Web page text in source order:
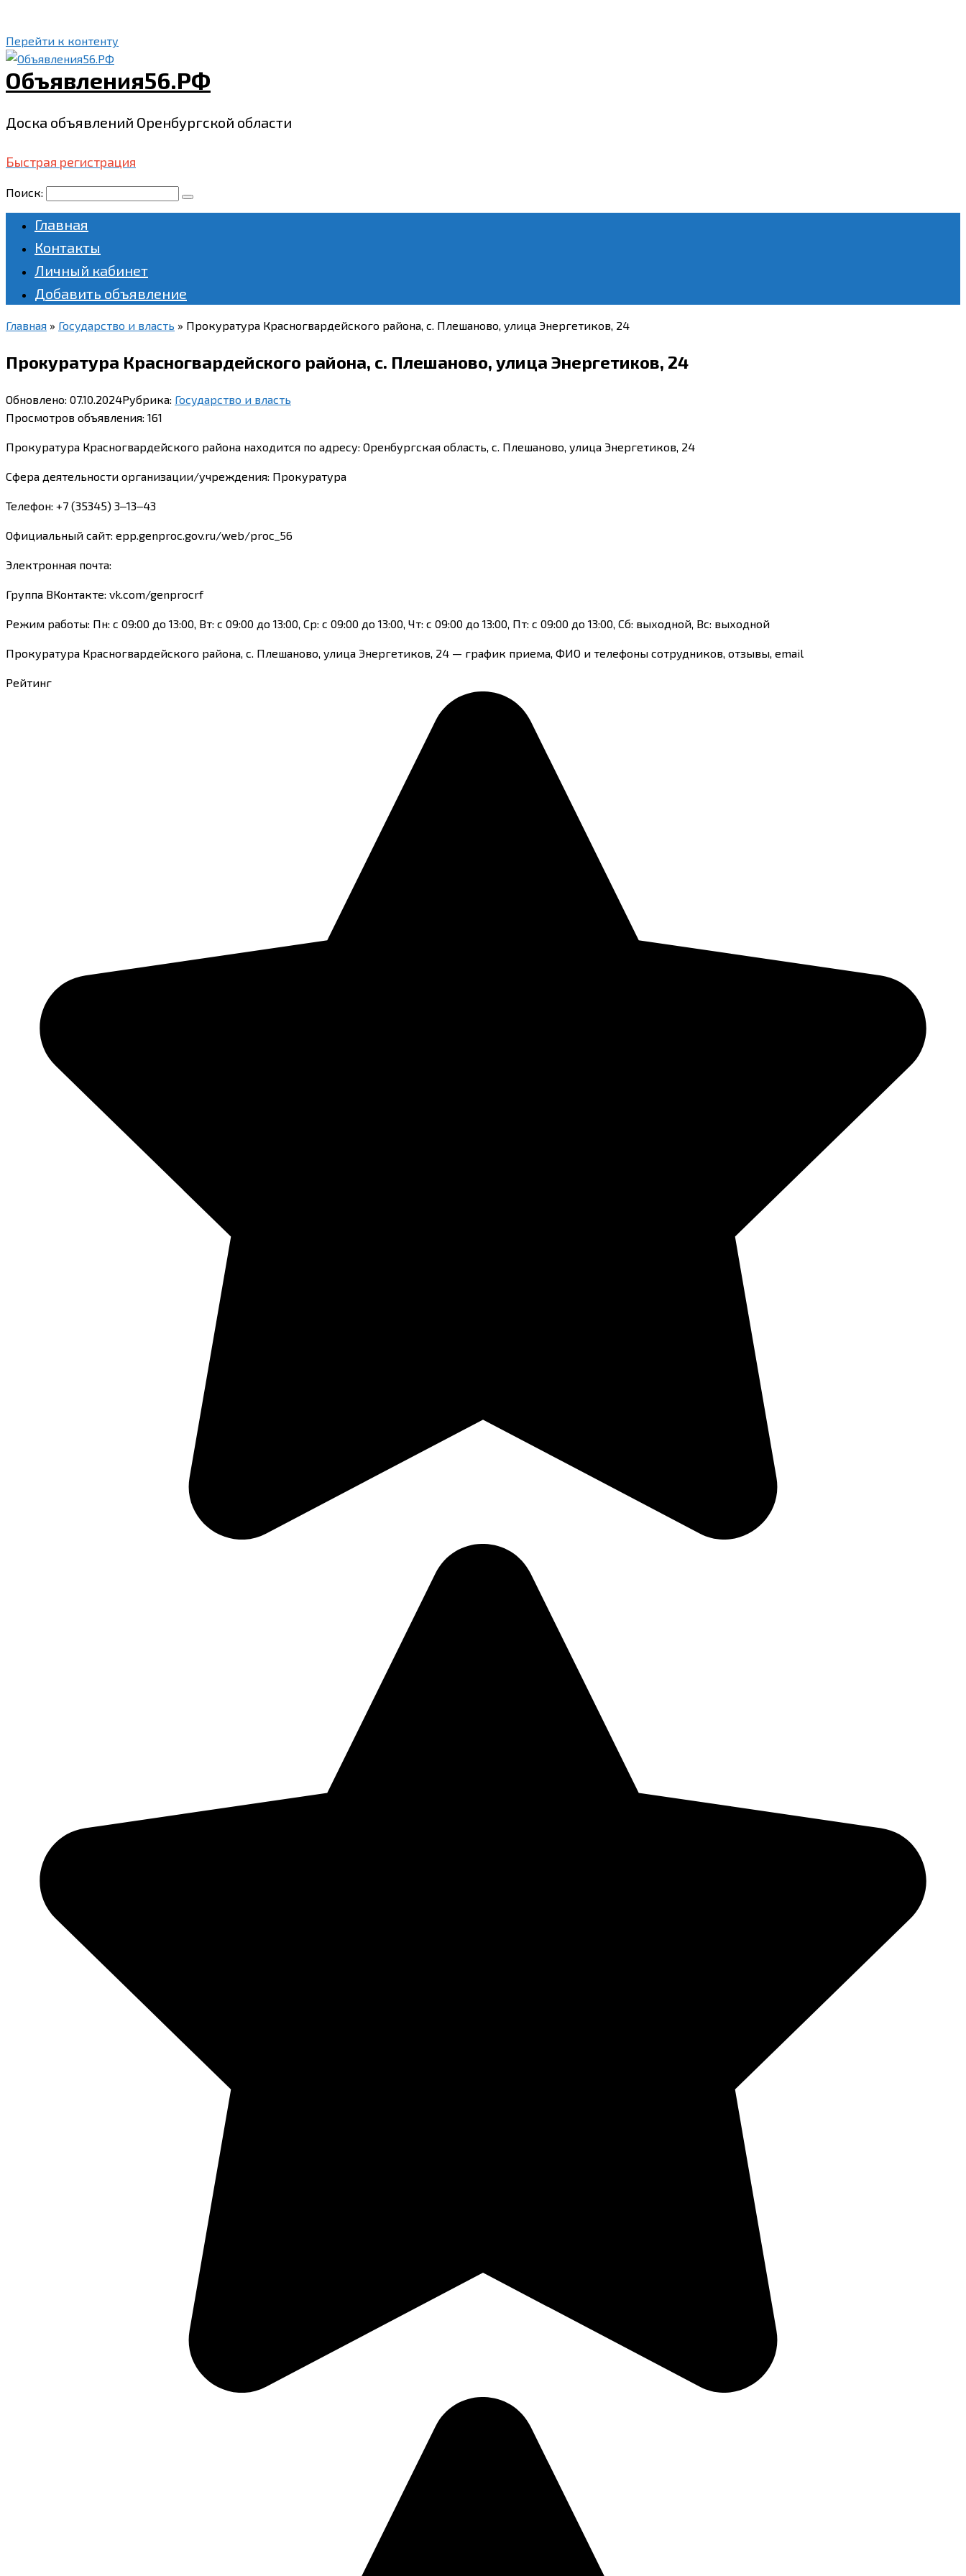
Перейти к контенту
Объявления56.РФ
Доска объявлений Оренбургской области
Быстрая регистрация
Поиск:
Главная
Контакты
Личный кабинет
Добавить объявление
Главная » Государство и власть » Прокуратура Красногвардейского района, с. Плешаново, улица Энергетиков, 24
Прокуратура Красногвардейского района, с. Плешаново, улица Энергетиков, 24
Обновлено: 07.10.2024Рубрика: Государство и власть
Просмотров объявления: 161
Прокуратура Красногвардейского района находится по адресу: Оренбургская область, с. Плешаново, улица Энергетиков, 24
Сфера деятельности организации/учреждения: Прокуратура
Телефон: +7 (35345) 3‒13‒43
Официальный сайт: epp.genproc.gov.ru/web/proc_56
Электронная почта:
Группа ВКонтакте: vk.com/genprocrf
Режим работы: Пн: с 09:00 до 13:00, Вт: с 09:00 до 13:00, Ср: с 09:00 до 13:00, Чт: с 09:00 до 13:00, Пт: с 09:00 до 13:00, Сб: выходной, Вс: выходной
Прокуратура Красногвардейского района, с. Плешаново, улица Энергетиков, 24 — график приема, ФИО и телефоны сотрудников, отзывы, email
Рейтинг